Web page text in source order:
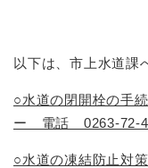
以下は、市上水道課
○水道の閉開栓の手
ー 電話 0263-72-
○水道の凍結防止対